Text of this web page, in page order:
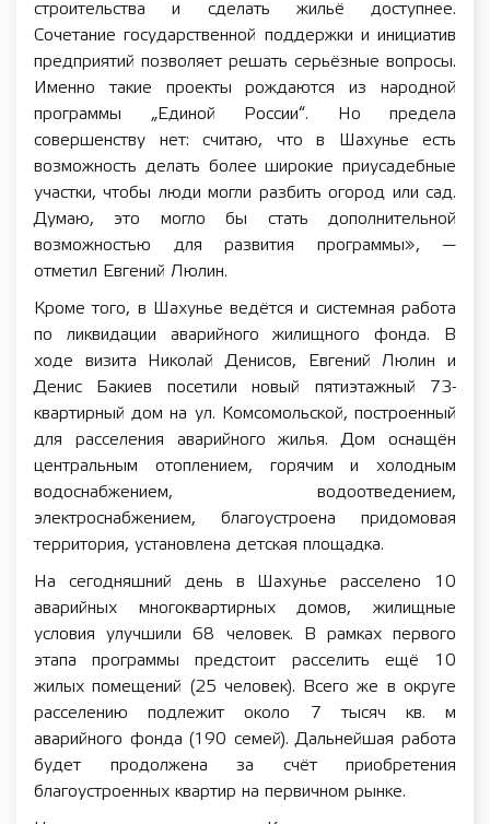
строительства и сделать жильё доступнее.
Сочетание государственной поддержки и инициатив
предприятий позволяет решать серьёзные вопросы.
Именно такие проекты рождаются из народной
программы „Единой России“. Но предела
совершенству нет: считаю, что в Шахунье есть
возможность делать более широкие приусадебные
участки, чтобы люди могли разбить огород или сад.
Думаю, это могло бы стать дополнительной
возможностью для развития программы», —
отметил Евгений Люлин.
Кроме того, в Шахунье ведётся и системная работа
по ликвидации аварийного жилищного фонда. В
ходе визита Николай Денисов, Евгений Люлин и
Денис Бакиев посетили новый пятиэтажный 73-
квартирный дом на ул. Комсомольской, построенный
для расселения аварийного жилья. Дом оснащён
центральным отоплением, горячим и холодным
водоснабжением, водоотведением,
электроснабжением, благоустроена придомовая
территория, установлена детская площадка.
На сегодняшний день в Шахунье расселено 10
аварийных многоквартирных домов, жилищные
условия улучшили 68 человек. В рамках первого
этапа программы предстоит расселить ещё 10
жилых помещений (25 человек). Всего же в округе
расселению подлежит около 7 тысяч кв. м
аварийного фонда (190 семей). Дальнейшая работа
будет продолжена за счёт приобретения
благоустроенных квартир на первичном рынке.